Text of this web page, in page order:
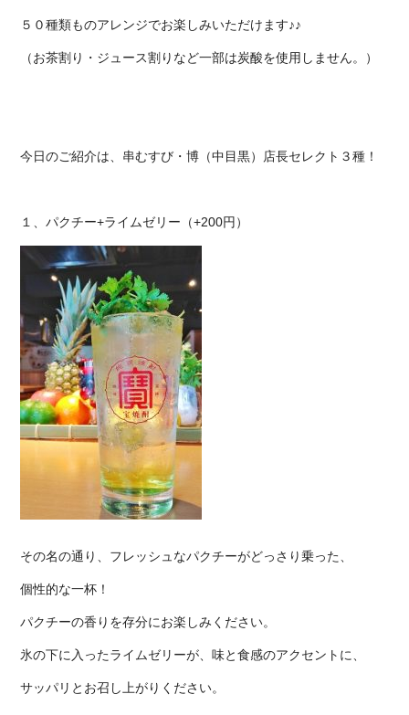
５０種類ものアレンジでお楽しみいただけます♪♪
（お茶割り・ジュース割りなど一部は炭酸を使用しません。）
今日のご紹介は、串むすび・博（中目黒）店長セレクト３種！
１、パクチー+ライムゼリー（+200円）
その名の通り、フレッシュなパクチーがどっさり乗った、
個性的な一杯！
パクチーの香りを存分にお楽しみください。
氷の下に入ったライムゼリーが、味と食感のアクセントに、
サッパリとお召し上がりください。